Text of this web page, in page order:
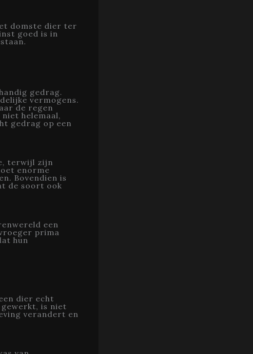
domste dier ter
goed is in
gedrag.
vermogens.
de regen
helemaal,
gedrag op een
terwijl zijn
enorme
Bovendien is
de soort ook
een
prima
hun
dier echt
gewerkt, is niet
verandert en